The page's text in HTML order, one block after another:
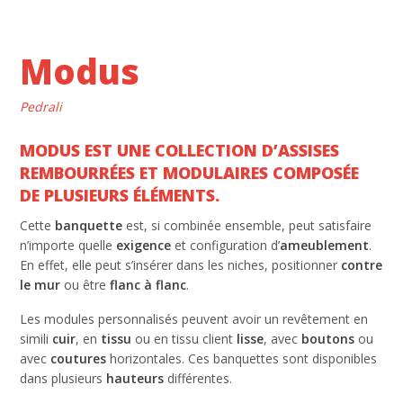
Modus
Pedrali
MODUS EST UNE COLLECTION D’ASSISES
REMBOURRÉES ET MODULAIRES COMPOSÉE
DE PLUSIEURS ÉLÉMENTS.
Cette banquette est, si combinée ensemble, peut satisfaire
n’importe quelle exigence et configuration d’ameublement.
En effet, elle peut s’insérer dans les niches, positionner contre
le mur ou êtreflanc à flanc.
Les modules personnalisés peuvent avoir un revêtement en
simili cuir, en tissu ou en tissu client lisse, avec boutons ou
avec coutures horizontales. Ces banquettes sont disponibles
dans plusieurs hauteurs différentes.